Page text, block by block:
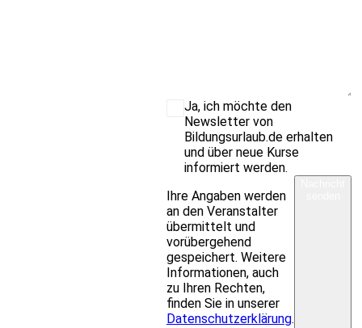
Ja, ich möchte den
Newsletter von
Bildungsurlaub.de erhalten
und über neue Kurse
informiert werden.
Ihre Angaben werden
an den Veranstalter
übermittelt und
vorübergehend
gespeichert. Weitere
Informationen, auch
zu Ihren Rechten,
finden Sie in unserer
Datenschutzerklärung.